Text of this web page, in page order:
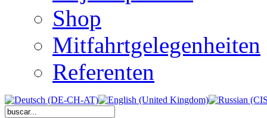
Shop
Mitfahrtgelegenheiten
Referenten